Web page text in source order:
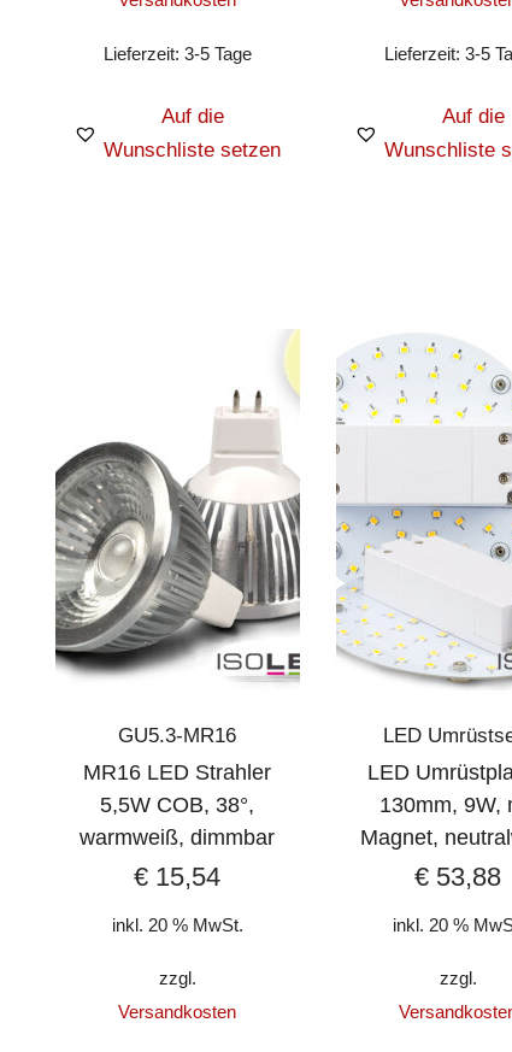
Lieferzeit: 3-5 Tage
Auf die
Wunschliste setzen
Lieferzeit: 3-5
Auf die
Wunschliste
GU5.3-MR16
MR16 LED Strahler
5,5W COB, 38°,
warmweiß, dimmbar
€ 15,54
inkl. 20 % MwSt.
zzgl.
Versandkosten
LED
LED
130mm, 9W,
Magnet,
€ 53,88
inkl. 20 %
zzgl.